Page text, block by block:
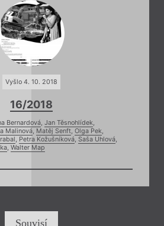
Vyšlo 4. 10. 2018
16/2018
Bernardová, Jan Těsnohlídek,
Malinová, Matěj Senft, Olga Pek,
, Petra Kožušníková, Saša Uhlová,
, Walter Map
Souvisí